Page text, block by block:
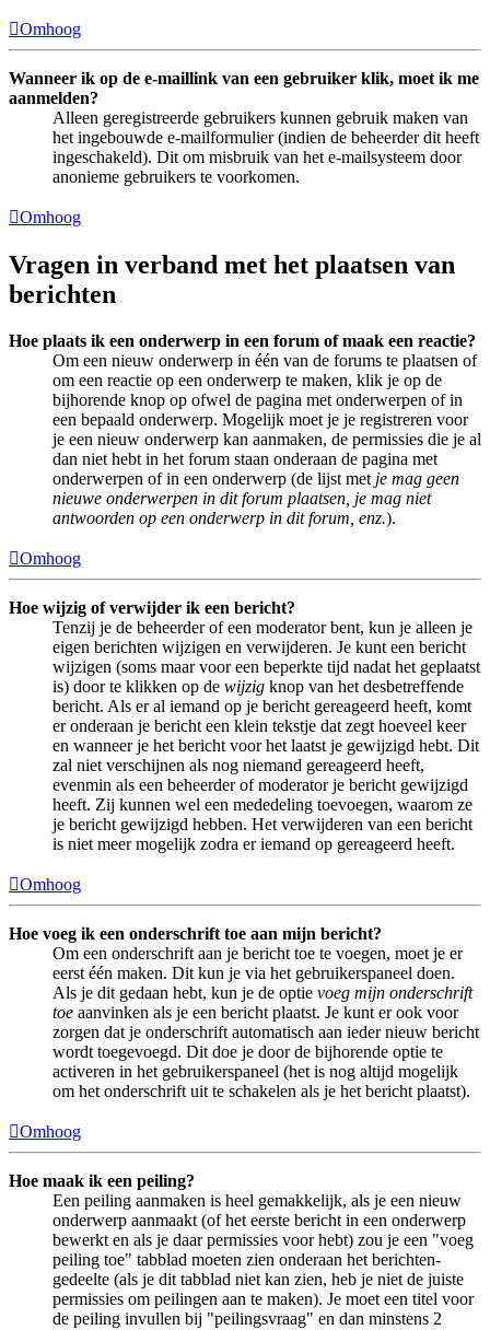
Omhoog
Wanneer ik op de e-maillink van een gebruiker klik, moet ik me
aanmelden?
Alleen geregistreerde gebruikers kunnen gebruik maken van
het ingebouwde e-mailformulier (indien de beheerder dit heeft
ingeschakeld). Dit om misbruik van het e-mailsysteem door
anonieme gebruikers te voorkomen.
Omhoog
Vragen in verband met het plaatsen van
berichten
Hoe plaats ik een onderwerp in een forum of maak een reactie?
Om een nieuw onderwerp in één van de forums te plaatsen of
om een reactie op een onderwerp te maken, klik je op de
bijhorende knop op ofwel de pagina met onderwerpen of in
een bepaald onderwerp. Mogelijk moet je je registreren voor
je een nieuw onderwerp kan aanmaken, de permissies die je al
dan niet hebt in het forum staan onderaan de pagina met
onderwerpen of in een onderwerp (de lijst met je mag geen
nieuwe onderwerpen in dit forum plaatsen, je mag niet
antwoorden op een onderwerp in dit forum, enz.).
Omhoog
Hoe wijzig of verwijder ik een bericht?
Tenzij je de beheerder of een moderator bent, kun je alleen je
eigen berichten wijzigen en verwijderen. Je kunt een bericht
wijzigen (soms maar voor een beperkte tijd nadat het geplaatst
is) door te klikken op de wijzig knop van het desbetreffende
bericht. Als er al iemand op je bericht gereageerd heeft, komt
er onderaan je bericht een klein tekstje dat zegt hoeveel keer
en wanneer je het bericht voor het laatst je gewijzigd hebt. Dit
zal niet verschijnen als nog niemand gereageerd heeft,
evenmin als een beheerder of moderator je bericht gewijzigd
heeft. Zij kunnen wel een mededeling toevoegen, waarom ze
je bericht gewijzigd hebben. Het verwijderen van een bericht
is niet meer mogelijk zodra er iemand op gereageerd heeft.
Omhoog
Hoe voeg ik een onderschrift toe aan mijn bericht?
Om een onderschrift aan je bericht toe te voegen, moet je er
eerst één maken. Dit kun je via het gebruikerspaneel doen.
Als je dit gedaan hebt, kun je de optie voeg mijn onderschrift
toe aanvinken als je een bericht plaatst. Je kunt er ook voor
zorgen dat je onderschrift automatisch aan ieder nieuw bericht
wordt toegevoegd. Dit doe je door de bijhorende optie te
activeren in het gebruikerspaneel (het is nog altijd mogelijk
om het onderschrift uit te schakelen als je het bericht plaatst).
Omhoog
Hoe maak ik een peiling?
Een peiling aanmaken is heel gemakkelijk, als je een nieuw
onderwerp aanmaakt (of het eerste bericht in een onderwerp
bewerkt en als je daar permissies voor hebt) zou je een "voeg
peiling toe" tabblad moeten zien onderaan het berichten-
gedeelte (als je dit tabblad niet kan zien, heb je niet de juiste
permissies om peilingen aan te maken). Je moet een titel voor
de peiling invullen bij "peilingsvraag" en dan minstens 2